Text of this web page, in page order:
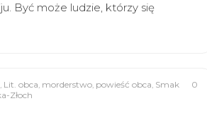
Być może ludzie, którzy się
0
, Lit. obca, morderstwo, powieść obca, Smak
Złoch